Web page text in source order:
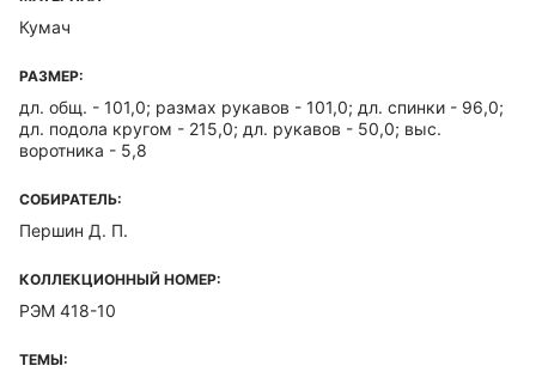
Кумач
РАЗМЕР:
дл. общ. - 101,0; размах рукавов - 101,0; дл. спинки - 96,0;
дл. подола кругом - 215,0; дл. рукавов - 50,0; выс.
воротника - 5,8
СОБИРАТЕЛЬ:
Першин Д. П.
КОЛЛЕКЦИОННЫЙ НОМЕР:
РЭМ 418-10
ТЕМЫ: